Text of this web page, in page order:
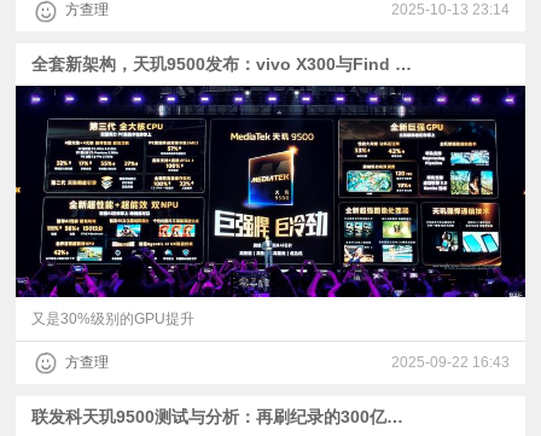
方查理 2025-10-13 23:14
全套新架构，天玑9500发布：vivo X300与Find X9系列官宣
又是30%级别的GPU提升
方查理 2025-09-22 16:43
联发科天玑9500测试与分析：再刷纪录的300亿晶体管+GPU卫冕冠军